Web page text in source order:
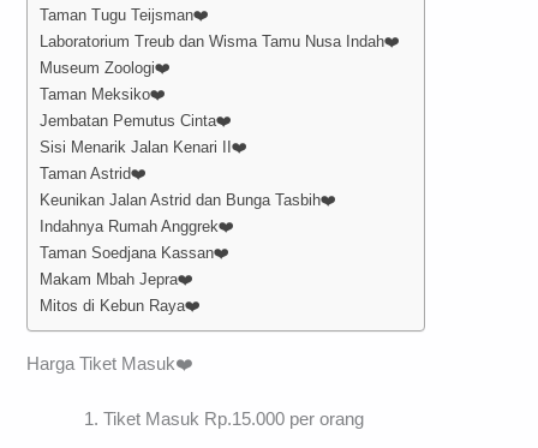
Taman Tugu Teijsman❤️
Laboratorium Treub dan Wisma Tamu Nusa Indah❤️
Museum Zoologi❤️
Taman Meksiko❤️
Jembatan Pemutus Cinta❤️
Sisi Menarik Jalan Kenari II❤️
Taman Astrid❤️
Keunikan Jalan Astrid dan Bunga Tasbih❤️
Indahnya Rumah Anggrek❤️
Taman Soedjana Kassan❤️
Makam Mbah Jepra❤️
Mitos di Kebun Raya❤️
Harga Tiket Masuk❤️
Tiket Masuk Rp.15.000 per orang